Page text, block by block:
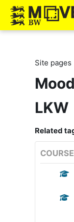
Skip to main content
Site pages
LKW
Related